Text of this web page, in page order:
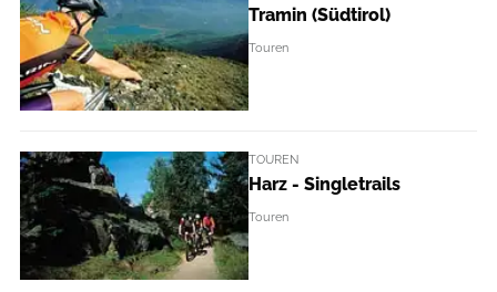
Tramin (Südtirol)
Touren
TOUREN
Harz - Singletrails
Touren